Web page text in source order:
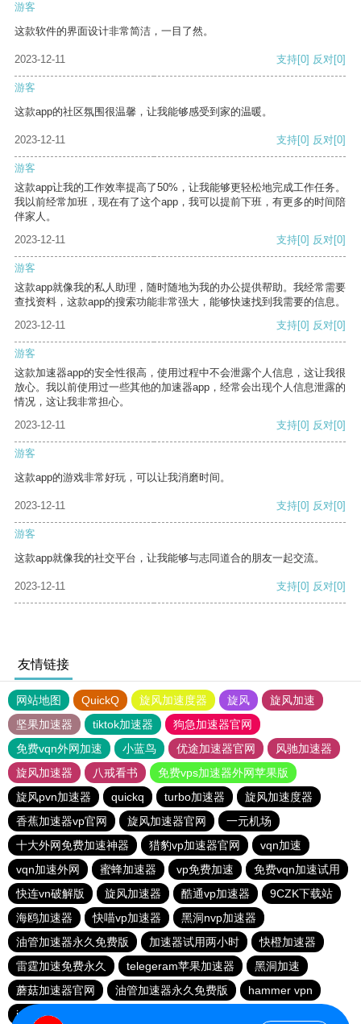
游客
这款软件的界面设计非常简洁，一目了然。
2023-12-11 支持[0] 反对[0]
游客
这款app的社区氛围很温馨，让我能够感受到家的温暖。
2023-12-11 支持[0] 反对[0]
游客
这款app让我的工作效率提高了50%，让我能够更轻松地完成工作任务。
我以前经常加班，现在有了这个app，我可以提前下班，有更多的时间陪
伴家人。
2023-12-11
支持[0] 反对[0]
游客
这款app就像我的私人助理，随时随地为我的办公提供帮助。我经常需要
查找资料，这款app的搜索功能非常强大，能够快速找到我需要的信息。
2023-12-11
支持[0] 反对[0]
游客
这款加速器app的安全性很高，使用过程中不会泄露个人信息，这让我很
放心。我以前使用过一些其他的加速器app，经常会出现个人信息泄露的
情况，这让我非常担心。
2023-12-11
支持[0] 反对[0]
游客
这款app的游戏非常好玩，可以让我消磨时间。
2023-12-11 支持[0] 反对[0]
游客
这款app就像我的社交平台，让我能够与志同道合的朋友一起交流。
2023-12-11 支持[0] 反对[0]
友情链接
网站地图 QuickQ 旋风加速度器 旋风
旋风加速
坚果加速器
tiktok加速器
狗急加速器官网
免费vqn外网加速
小蓝鸟 优途加速器官网
风驰加速器
旋风加速器
八戒看书
免费vps加速器外网苹果版
旋风pvn加速器
quickq turbo加速器
旋风加速度器
香蕉加速器vp官网
旋风加速器官网
一元机场
十大外网免费加速神器
猎豹vp加速器官网
vqn加速
vqn加速外网
蜜蜂加速器 vp免费加速
免费vqn加速试用
快连vn破解版
旋风加速器 酷通vp加速器
9CZK下载站
海鸥加速器
快喵vp加速器
黑洞nvp加速器
油管加速器永久免费版
加速器试用两小时
快橙加速器
雷霆加速免费永久
telegeram苹果加速器
黑洞加速
蘑菇加速器官网
油管加速器永久免费版
hammer vpn
ios加速器